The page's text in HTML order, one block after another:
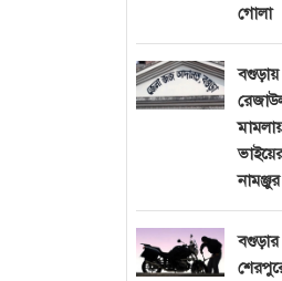
গোলা
বগুড়ায়
নামঞ্জুর
বগুড়ার